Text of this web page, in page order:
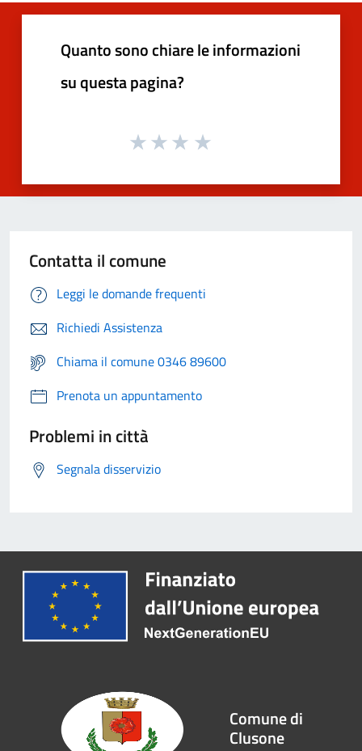
Quanto sono chiare le informazioni
su questa pagina?
Contatta il comune
Leggi le domande frequenti
Richiedi Assistenza
Chiama il comune 0346 89600
Prenota un appuntamento
Problemi in città
Segnala disservizio
Comune di
Clusone